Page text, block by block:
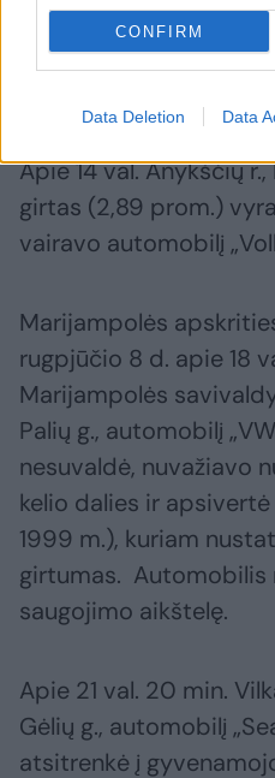
CONFIRM
Data Deletion Data
rugpjūčio 8 d. apie 15
Zarasų seniūnijoje,
Apie 14 val. Anykščių
girtas (2,89 prom.)
vairavo automobilį
Marijampolės
rugpjūčio 8 d. apie 18
Marijampolės
Palių g., automobilį
nesuvaldė, nuvažiavo
kelio dalies ir
1999 m.), kuriam
girtumas. Automobilis
saugojimo aikštelę.
Apie 21 val. 20 min.
Gėlių g., automobilį
atsitrenkė į